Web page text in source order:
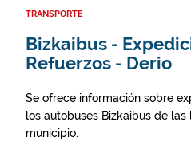
TRANSPORTE
Bizkaibus -
Refuerzos - Derio
Se ofrece información sobre
los autobuses Bizkaibus de
municipio.